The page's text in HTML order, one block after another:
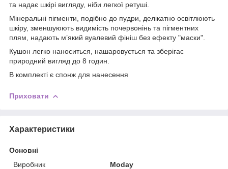
та надає шкірі вигляду, ніби легкої ретуші.
Мінеральні пігменти, подібно до пудри, делікатно освітлюють
шкіру, зменшуюють видимість почервонінь та пігментних
плям, надають м’який вуалевий фініш без ефекту "маски".
Кушон легко наноситься, нашаровується та зберігає
природний вигляд до 8 годин.
В комплекті є спонж для нанесення
Приховати
Характеристики
Основні
Виробник
Moday